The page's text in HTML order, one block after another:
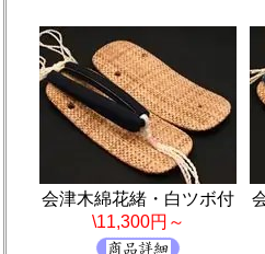
会津木綿花緒・白ツボ付
\11,300円～